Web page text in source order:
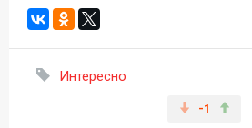
Интересно
-1